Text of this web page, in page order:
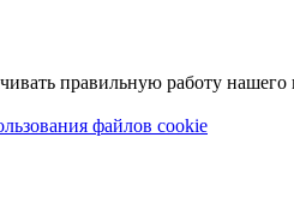
правильную работу нашего
файлов cookie